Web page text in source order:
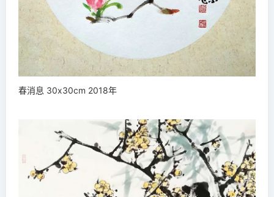
春消息 30x30cm 2018年